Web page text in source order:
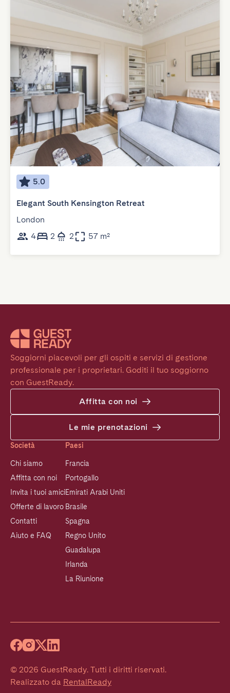
5.0
Elegant South Kensington Retreat
London
4
2 2 57 m²
Soggiorni piacevoli per gli ospiti e servizi di gestione
professionale per i proprietari. Goditi il tuo soggiorno
con GuestReady.
Affitta con noi
Le mie prenotazioni
Società
Chi siamo
Affitta con noi
Invita i tuoi amici
Offerte di lavoro
Contatti
Aiuto e FAQ
Paesi
Francia
Portogallo
Emirati Arabi Uniti
Brasile
Spagna
Regno Unito
Guadalupa
Irlanda
La Riunione
© 2026 GuestReady. Tutti i diritti riservati.
Realizzato da RentalReady